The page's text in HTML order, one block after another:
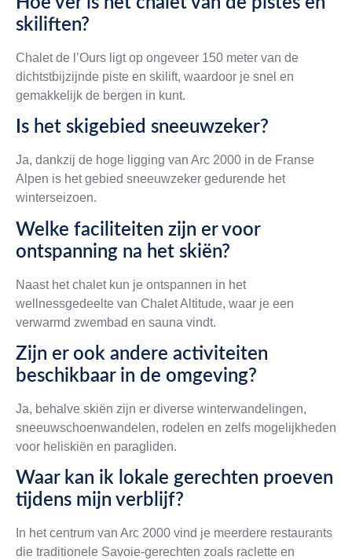
skiliften?
Chalet de l’Ours ligt op ongeveer 150 meter van de
dichtstbijzijnde piste en skilift, waardoor je snel en
gemakkelijk de bergen in kunt.
Is het skigebied sneeuwzeker?
Ja, dankzij de hoge ligging van Arc 2000 in de Franse
Alpen is het gebied sneeuwzeker gedurende het
winterseizoen.
Welke faciliteiten zijn er voor
ontspanning na het skiën?
Naast het chalet kun je ontspannen in het
wellnessgedeelte van Chalet Altitude, waar je een
verwarmd zwembad en sauna vindt.
Zijn er ook andere activiteiten
beschikbaar in de omgeving?
Ja, behalve skiën zijn er diverse winterwandelingen,
sneeuwschoenwandelen, rodelen en zelfs mogelijkheden
voor heliskiën en paragliden.
Waar kan ik lokale gerechten proeven
tijdens mijn verblijf?
In het centrum van Arc 2000 vind je meerdere restaurants
die traditionele Savoie-gerechten zoals raclette en